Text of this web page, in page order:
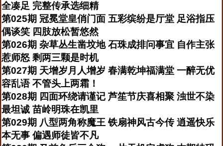
全凑足 完整传承选细精
第025期 冠冕堂皇俏门面 五彩缤纷是厅堂 足浴指压
偶谈笑 四肢放松暂悠然
第026期 杂草丛生凿坟地 石珠成排问事宜 自作主张
惹师怒 剩两三颗是时机
第027期 天增岁月人增岁 春满乾坤福满堂 一醉无优
容乱语 不管头上两霜！
第028期 四面环绕请谨记 芦笙节庆喜相聚 浊世不染
最坦诚 苗岭明珠在凯里
第029期 八型两角称魔王 铁扇神风古今传 逍遥快乐
本无事 偏遇师徒皆不凡